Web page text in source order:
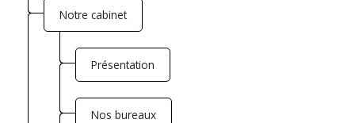
Espace clientNotre cabinet
Présentation
Nos bureaux